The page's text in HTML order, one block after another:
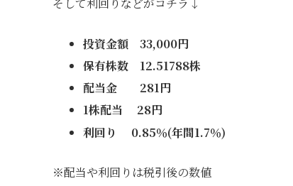
投資金額 33,000円
保有株数 12.51788株
配当金 281円
1株配当 28円
利回り 0.85％(年間1.7％)
※配当や利回りは税引後の数値